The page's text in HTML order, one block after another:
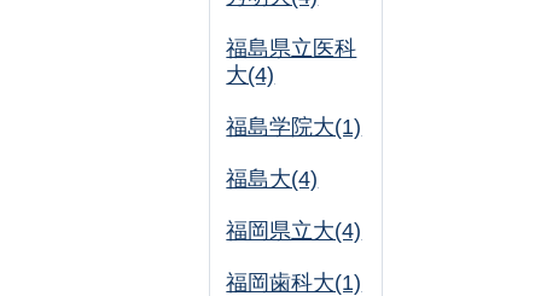
福島県立医科
大(4)
福島学院大(1)
福島大(4)
福岡県立大(4)
福岡歯科大(1)